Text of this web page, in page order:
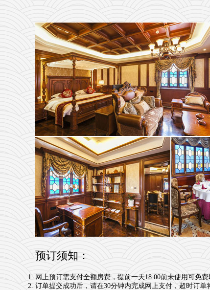
预订须知：
网上预订需支付全额房费，提前一天18:00前未使用可免
订单提交成功后，请在30分钟内完成网上支付，超时订单